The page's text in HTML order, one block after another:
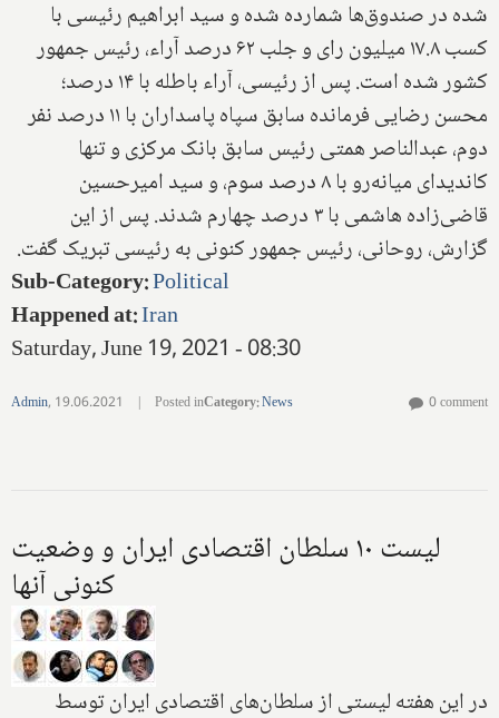
شده در صندوق‌ها شمارده شده و سید ابراهیم رئیسی با
کسب ۱۷.۸ میلیون رای و جلب ۶۲ درصد آراء، رئیس جمهور
کشور شده است. پس از رئیسی، آراء باطله با ۱۴ درصد؛
محسن رضایی فرمانده سابق سپاه پاسداران با ۱۱ درصد نفر
دوم، عبدالناصر همتی رئیس سابق بانک مرکزی و تنها
کاندیدای میانه‌رو با ۸ درصد سوم، و سید امیرحسین
قاضی‌زاده هاشمی با ۳ درصد چهارم شدند. پس از این
گزارش، روحانی، رئیس جمهور کنونی به رئیسی تبریک گفت.
Sub-Category:Political
Happened at:Iran
Saturday, June 19, 2021 - 08:30
Admin, 19.06.2021 | Posted inCategory:News 0 comment
لیست ۱۰ سلطان اقتصادی ایران و وضعیت
کنونی آنها
در این هفته لیستی از سلطان‌های اقتصادی ایران توسط